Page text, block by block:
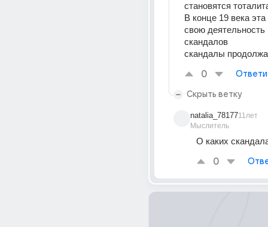
становятся
В конце 19 века
свою деятельность
скандалов
скандалы
0
Скрыть ветку
natalia_78177
Мыслитель
11лет
О каких
0